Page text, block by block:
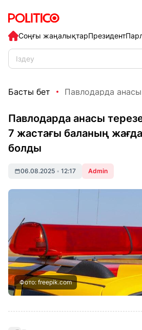
Соңғы жаңалықтарПрезидент
Басты бет Павлодарда
Павлодарда анасы
7 жастағы баланың
болды
06.08.2025 • 12:17 Admin
Фото: freepik.com